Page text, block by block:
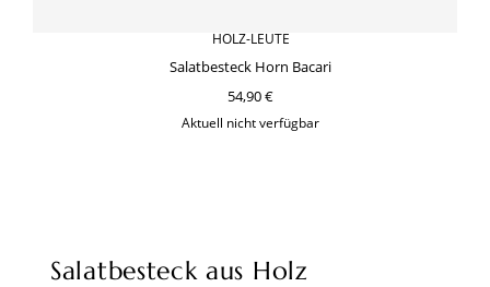
HOLZ-LEUTE
Salatbesteck Horn Bacari
54,90 €
Aktuell nicht verfügbar
Salatbesteck aus Holz